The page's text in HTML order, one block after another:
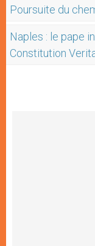
Poursuite du
Naples : le pape
Constitution